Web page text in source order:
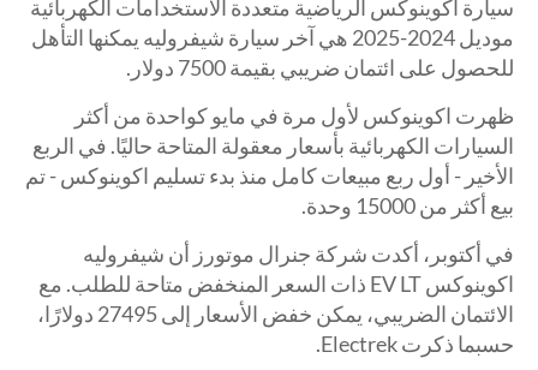
سيارة اكوينوكس الرياضية متعددة الاستخدامات الكهربائية
موديل 2024-2025 هي آخر سيارة شيفروليه يمكنها التأهل
للحصول على ائتمان ضريبي بقيمة 7500 دولار.
ظهرت اكوينوكس لأول مرة في مايو كواحدة من أكثر
السيارات الكهربائية بأسعار معقولة المتاحة حاليًا. في الربع
الأخير - أول ربع مبيعات كامل منذ بدء تسليم اكوينوكس - تم
بيع أكثر من 15000 وحدة.
في أكتوبر، أكدت شركة جنرال موتورز أن شيفروليه
اكوينوكس EV LT ذات السعر المنخفض متاحة للطلب. مع
الائتمان الضريبي، يمكن خفض الأسعار إلى 27495 دولارًا،
حسبما ذكرت Electrek.